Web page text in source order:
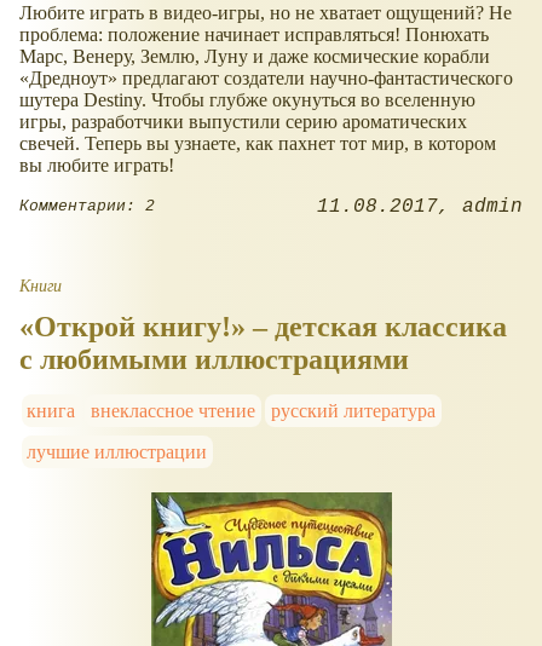
Любите играть в видео-игры, но не хватает ощущений? Не
проблема: положение начинает исправляться! Понюхать
Марс, Венеру, Землю, Луну и даже космические корабли
«Дредноут» предлагают создатели научно-фантастического
шутера Destiny. Чтобы глубже окунуться во вселенную
игры, разработчики выпустили серию ароматических
свечей. Теперь вы узнаете, как пахнет тот мир, в котором
вы любите играть!
Комментарии: 2 11.08.2017 admin
Книги
«Открой книгу!» – детская классика
с любимыми иллюстрациями
книга внеклассное чтение
русский литература
лучшие иллюстрации